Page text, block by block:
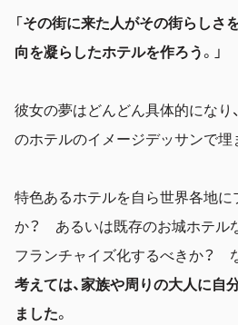
「その街に来た人がその街らしさ
向を凝らしたホテルを作ろう。」
彼女の夢はどんどん具体的になり
のホテルのイメージデッサンで埋
特色あるホテルを自ら世界各地に
か？ あるいは既存のお城ホテル
フランチャイズ化するべきか？
考えては、家族や周りの大人に自
ました。